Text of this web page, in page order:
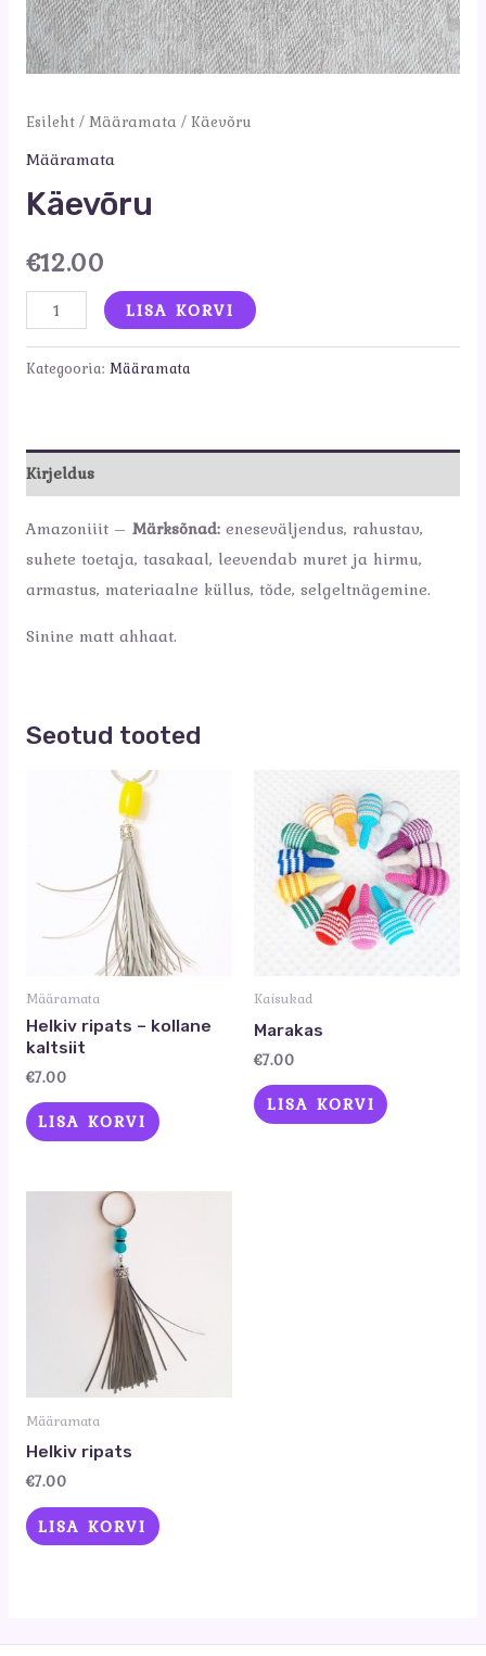
Esileht/Määramata / Käevõru
Määramata
Käevõru
€12.00
Käevõru
kogus
LISA KORVI
Kategooria: Määramata
Kirjeldus
Amazoniiit – Märksõnad:eneseväljendus, rahustav,
suhete toetaja, tasakaal, leevendab muret ja hirmu,
armastus, materiaalne küllus, tõde, selgeltnägemine.
Sinine matt ahhaat.
Seotud tooted
Määramata
Helkiv ripats – kollane
kaltsiit
€7.00
LISA KORVI
Kaisukad
Marakas
€7.00
LISA KORVI
Määramata
Helkiv ripats
€7.00
LISA KORVI